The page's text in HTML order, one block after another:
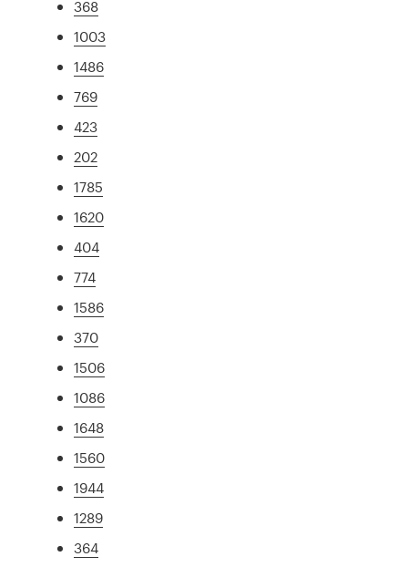
368
1003
1486
769
423
202
1785
1620
404
774
1586
370
1506
1086
1648
1560
1944
1289
364